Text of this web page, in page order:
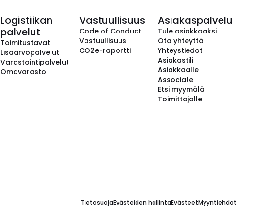
Logistiikan
palvelut
Toimitustavat
Lisäarvopalvelut
Varastointipalvelut
Omavarasto
Vastuullisuus
Code of Conduct
Vastuullisuus
CO2e-raportti
Asiakaspalvelu
Tule asiakkaaksi
Ota yhteyttä
Yhteystiedot
Asiakastili
Asiakkaalle
Associate
Etsi myymälä
Toimittajalle
TietosuojaEvästeiden hallintaEvästeetMyyntiehdot